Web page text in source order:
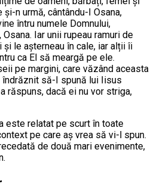
n urmă, cântându-I Osana,
întru numele Domnului,
Iar unii rupeau ramuri de
le așterneau în cale, iar alții îi
ca El să meargă pe ele.
pe margini, care văzând aceasta
îndrăznit să-I spună lui Iisus
răspuns, dacă ei nu vor striga,
este relatat pe scurt în toate
pe care aș vrea să vi-l spun.
de două mari evenimente,